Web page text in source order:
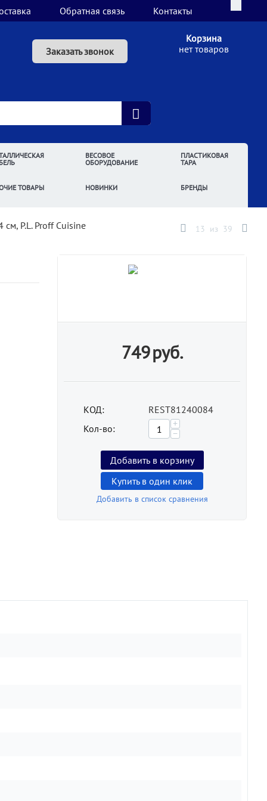
Обратная связь Контакты
Заказать звонок
Корзина
нет товаров
ВЕСОВОЕ
ОБОРУДОВАНИЕ
ПЛАСТИКОВАЯ
ТАРА
ТОВАРЫ НОВИНКИ БРЕНДЫ
P.L. Proff Cuisine 13 из 39
749руб.
КОД:
REST81240084
Кол-во:
+
−
Добавить в корзину
Купить в один клик
Добавить в список сравнения